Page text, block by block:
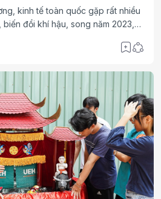
kinh tế toàn quốc gặp rất nhiều
đổi khí hậu, song năm 2023,
Trung (sau đây gọi tắt là Trung
phát triển vững mạnh.